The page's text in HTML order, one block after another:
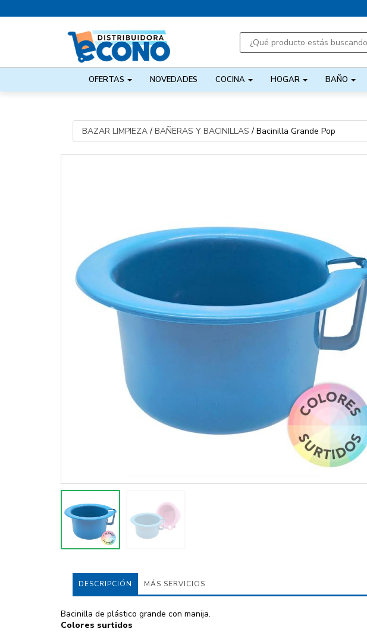
OFERTAS NOVEDADES COCINA HOGAR BAÑO
BAZAR LIMPIEZA/ BAÑERAS Y BACINILLAS / Bacinilla Grande Pop
DESCRIPCIÓN MÁS SERVICIOS
Bacinilla de plástico grande con manija.
Colores surtidos